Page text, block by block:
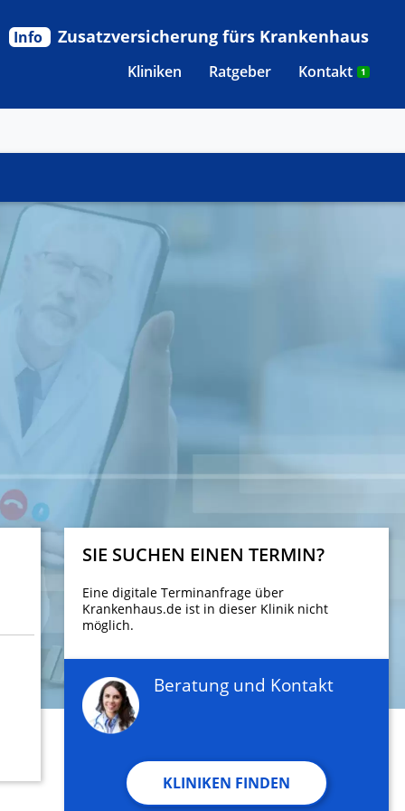
Kliniken Ratgeber Kontakt 1
Info Zusatzversicherung fürs Krankenhaus
SIE SUCHEN EINEN TERMIN?
Eine digitale Terminanfrage über
Krankenhaus.de ist in dieser Klinik nicht
möglich.
Beratung und Kontakt
KLINIKEN FINDEN